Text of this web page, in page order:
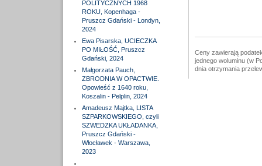
POLITYCZNYCH 1968
ROKU, Kopenhaga -
Pruszcz Gdański - Londyn,
2024
Ewa Pisarska, UCIECZKA
PO MIŁOŚĆ, Pruszcz
Gdański, 2024
Małgorzata Pauch,
ZBRODNIA W OPACTWIE.
Opowieść z 1640 roku,
Koszalin - Pelplin, 2024
Amadeusz Majtka, LISTA
SZPARKOWSKIEGO, czyli
SZWEDZKA UKŁADANKA,
Pruszcz Gdański -
Włocławek - Warszawa,
2023
Ceny zawierają
jednego woluminu (w
dnia otrzymania